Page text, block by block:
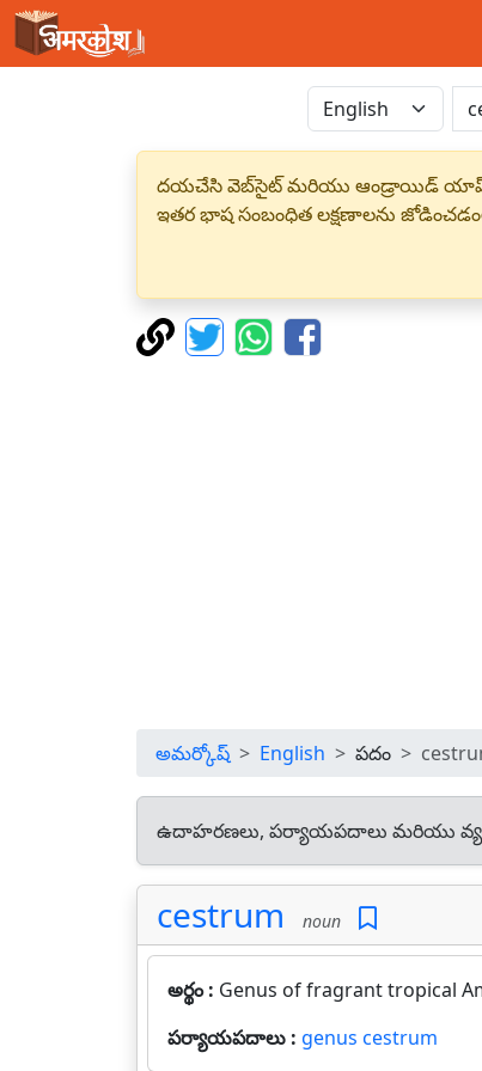
దయచేసి వెబ్‌సైట్ మరియు ఆండ్రాయిడ్ యాప్
ఇతర భాష సంబంధిత లక్షణాలను
అమర్కోష్ English పదం
ఉదాహరణలు, పర్యాయపదాలు మరియు
cestrum noun
అర్థం : Genus of fragrant tropical
పర్యాయపదాలు : genus cestrum